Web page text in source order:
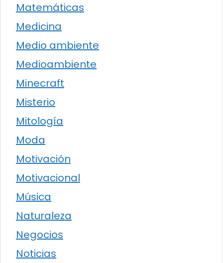
Matemáticas
Medicina
Medio ambiente
Medioambiente
Minecraft
Misterio
Mitología
Moda
Motivación
Motivacional
Música
Naturaleza
Negocios
Noticias